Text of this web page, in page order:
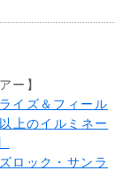
ー】
イズ＆フィール
上のイルミネー
ロック・サンラ